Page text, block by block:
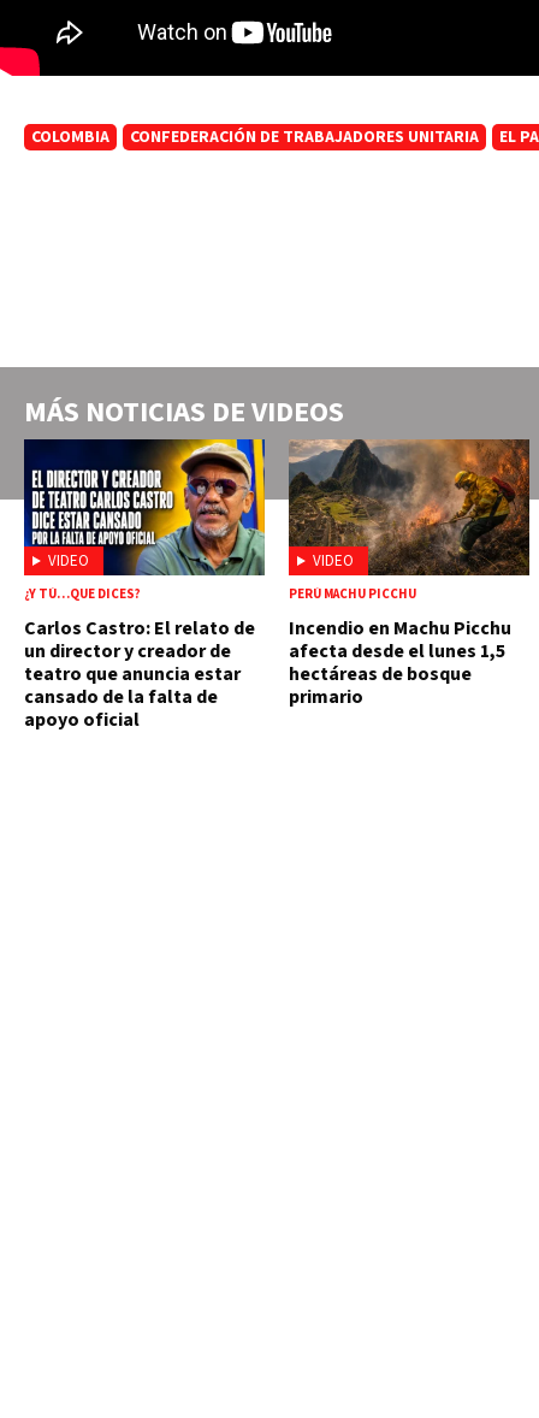
COLOMBIA CONFEDERACIÓN DE TRABAJADORES UNITARIA EL
MÁS NOTICIAS DEVIDEOS
VIDEO
¿Y TÚ…QUE DICES?
Carlos Castro: El relato de
un director y creador de
teatro que anuncia estar
cansado de la falta de
apoyo oficial
VIDEO
PERÚ MACHU PICCHU
Incendio en Machu Picchu
afecta desde el lunes 1,5
hectáreas de bosque
primario